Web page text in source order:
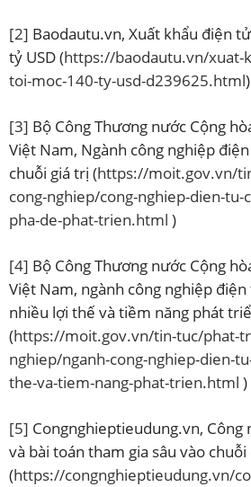
[2] Baodautu.vn, Xuất khẩu điện
tỷ USD (https://baodautu.vn/xuat-
toi-moc-140-ty-usd-d239625.html)
[3] Bộ Công Thương nước Cộng
Việt Nam, Ngành công nghiệp
chuỗi giá trị (https://moit.gov.vn/
cong-nghiep/cong-nghiep-dien-tu-
pha-de-phat-trien.html )
[4] Bộ Công Thương nước Cộng
Việt Nam, ngành công nghiệp
nhiều lợi thế và tiềm năng phát
(https://moit.gov.vn/tin-tuc/phat-
nghiep/nganh-cong-nghiep-dien-
the-va-tiem-nang-phat-trien.html )
[5] Congnghieptieudung.vn,
và bài toán tham gia sâu vào
(https://congnghieptieudung.vn/